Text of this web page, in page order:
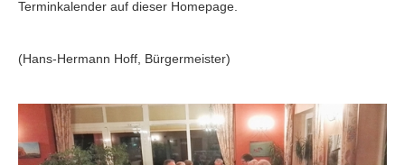
Terminkalender auf dieser Homepage.
(Hans-Hermann Hoff, Bürgermeister)